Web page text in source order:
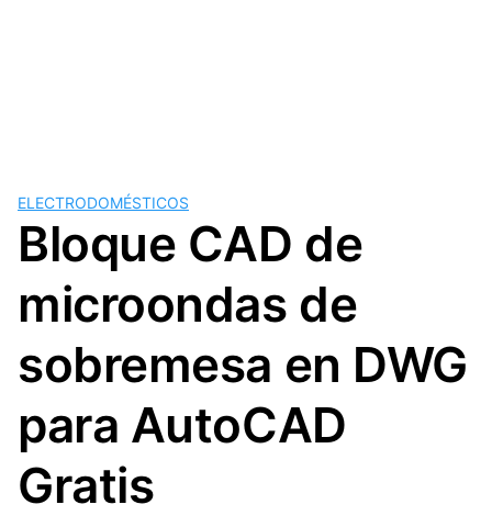
ELECTRODOMÉSTICOS
Bloque CAD de
microondas de
sobremesa en DWG
para AutoCAD
Gratis